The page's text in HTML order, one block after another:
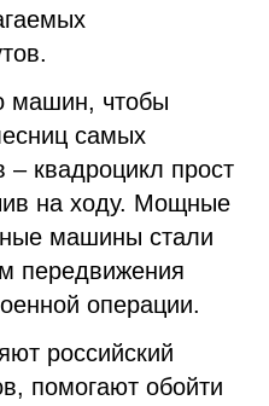
машин, чтобы
самых
– квадроцикл прост
на ходу. Мощные
машины стали
передвижения
операции.
российский
помогают обойти